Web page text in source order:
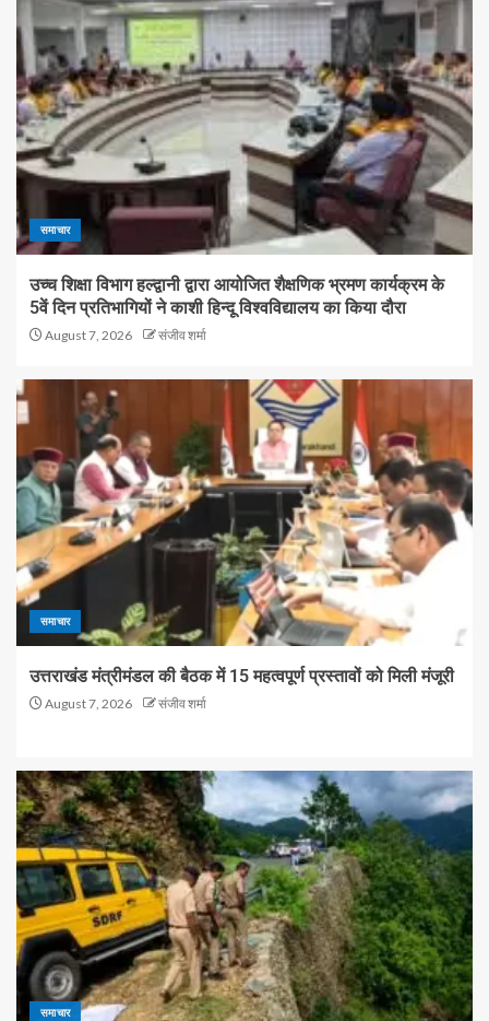
समाचार
उच्च शिक्षा विभाग हल्द्वानी द्वारा आयोजित शैक्षणिक भ्रमण कार्यक्रम के
5वें दिन प्रतिभागियों ने काशी हिन्दू विश्वविद्यालय का किया दौरा
August 7, 2026 संजीव शर्मा
समाचार
उत्तराखंड मंत्रीमंडल की बैठक में 15 महत्वपूर्ण प्रस्तावों को मिली मंजूरी
August 7, 2026 संजीव शर्मा
समाचार